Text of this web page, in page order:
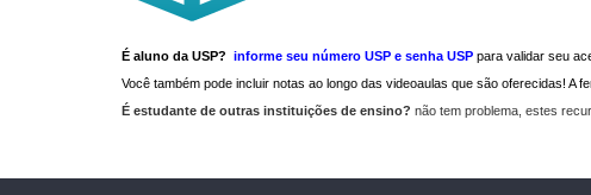
É aluno da USP? informe seu número USP e senha USP para validar seu
Você também pode incluir notas ao longo das videoaulas que são oferecidas!
É estudante de outras instituições de ensino? não tem problema, estes